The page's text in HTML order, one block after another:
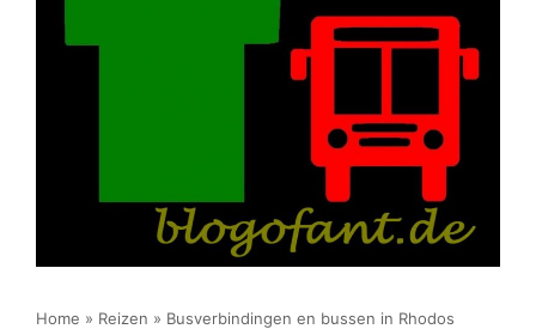
Home » Reizen » Busverbindingen en bussen in Rhodos